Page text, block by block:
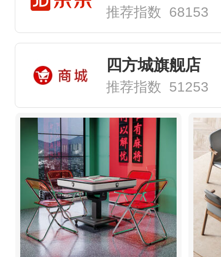
推荐指数 68153
四方城旗舰店
推荐指数 51253